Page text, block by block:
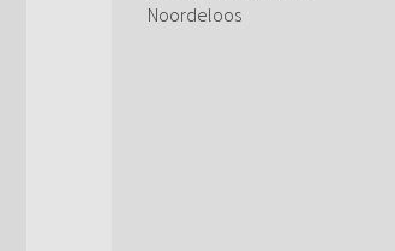
Noordeloos